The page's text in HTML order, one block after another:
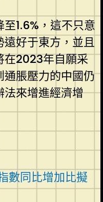
1.6%，這不只意
好于東方，並且
在2023年自願采
脹壓力的中國仍
來增進經濟增
數同比增加比擬